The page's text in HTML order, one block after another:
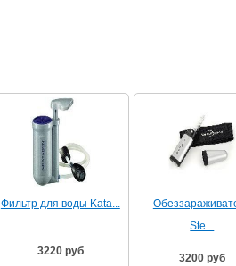
Фильтр для воды Kata...
3220 руб
Ste...
3200 руб